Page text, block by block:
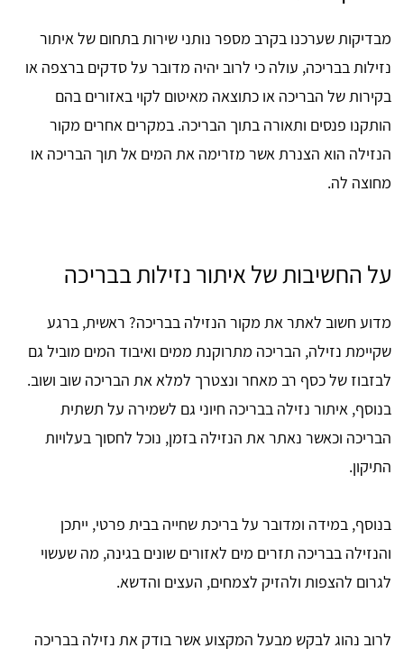
מבדיקות שערכנו בקרב מספר נותני שירות בתחום של איתור
נזילות בבריכה, עולה כי לרוב יהיה מדובר על סדקים ברצפה או
בקירות של הבריכה או כתוצאה מאיטום לקוי באזורים בהם
הותקנו פנסים ותאורה בתוך הבריכה. במקרים אחרים מקור
הנזילה הוא הצנרת אשר מזרימה את המים אל תוך הבריכה או
מחוצה לה.
על החשיבות של איתור נזילות בבריכה
מדוע חשוב לאתר את מקור הנזילה בבריכה? ראשית, ברגע
שקיימת נזילה, הבריכה מתרוקנת ממים ואיבוד המים מוביל גם
לבזבוז של כסף רב מאחר ונצטרך למלא את הבריכה שוב ושוב.
בנוסף, איתור נזילה בבריכה חיוני גם לשמירה על תשתית
הבריכה וכאשר נאתר את הנזילה בזמן, נוכל לחסוך בעלויות
התיקון.
בנוסף, במידה ומדובר על בריכת שחייה בבית פרטי, ייתכן
והנזילה בבריכה תזרים מים לאזורים שונים בגינה, מה שעשוי
לגרום להצפות ולהזיק לצמחים, העצים והדשא.
לרוב נהוג לבקש מבעל המקצוע אשר בודק את נזילה בבריכה